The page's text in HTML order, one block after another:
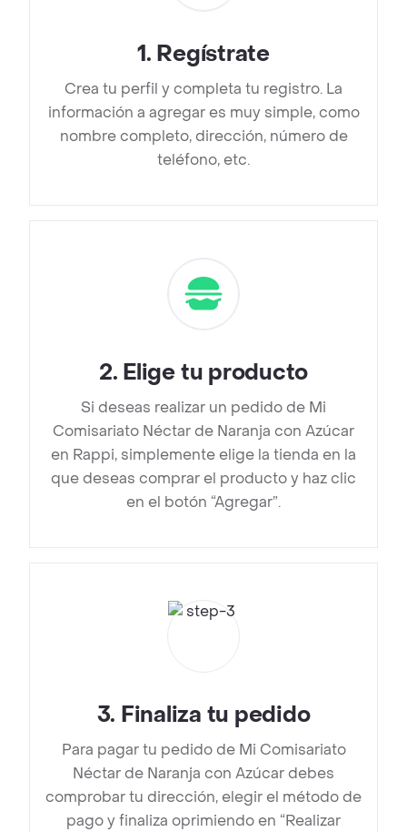
1. Regístrate
Crea tu perfil y completa tu registro. La
información a agregar es muy simple, como
nombre completo, dirección, número de
teléfono, etc.
2. Elige tu producto
Si deseas realizar un pedido de Mi
Comisariato Néctar de Naranja con Azúcar
en Rappi, simplemente elige la tienda en la
que deseas comprar el producto y haz clic
en el botón “Agregar”.
3. Finaliza tu pedido
Para pagar tu pedido de Mi Comisariato
Néctar de Naranja con Azúcar debes
comprobar tu dirección, elegir el método de
pago y finaliza oprimiendo en “Realizar